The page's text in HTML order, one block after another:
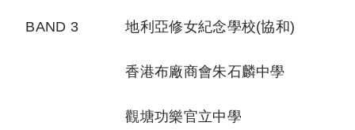
BAND 3 地利亞修女紀念學校(協和)
香港布廠商會朱石麟中學
觀塘功樂官立中學